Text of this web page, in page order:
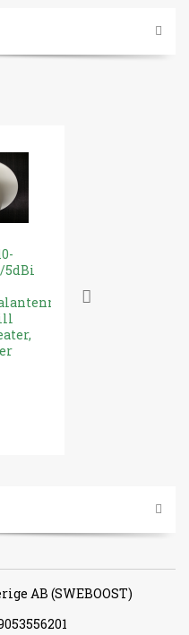
5dBi
AB (SWEBOOST)